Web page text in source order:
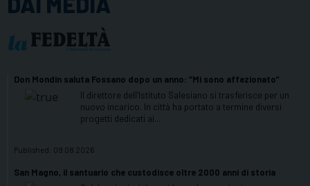
Don Mondin saluta Fossano dopo un anno: “Mi sono affezionato”
Il direttore dell’Istituto Salesiano si trasferisce per un
nuovo incarico. In città ha portato a termine diversi
progetti dedicati ai...
Published: 09 08 2026
San Magno, il santuario che custodisce oltre 2000 anni di storia